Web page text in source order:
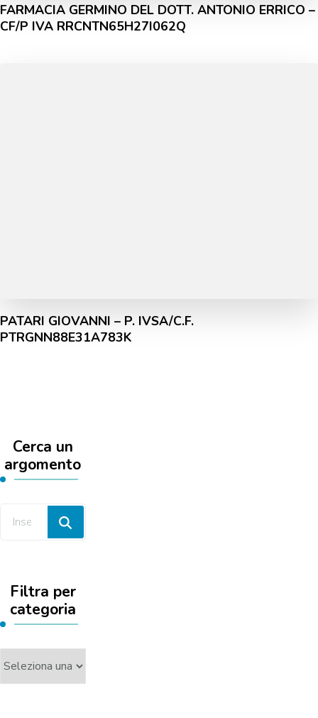
FARMACIA GERMINO DEL DOTT. ANTONIO ERRICO –
CF/P IVA RRCNTN65H27I062Q
PATARI GIOVANNI – P. IVSA/C.F.
PTRGNN88E31A783K
Cerca un
argomento
Cerchi
qualcosa?
Filtra per
categoria